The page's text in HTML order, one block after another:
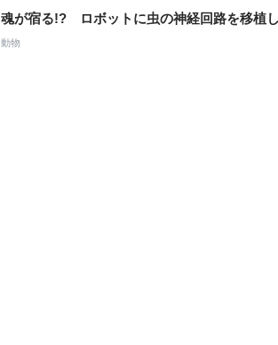
魂が宿る!? ロボットに虫の神経回路を移植
動物